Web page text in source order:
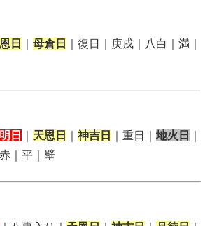
日 母倉日
｜復日｜庚戌｜八白｜満｜
日 天恩日 神吉日 ｜重日｜ 地火日
｜平｜壁